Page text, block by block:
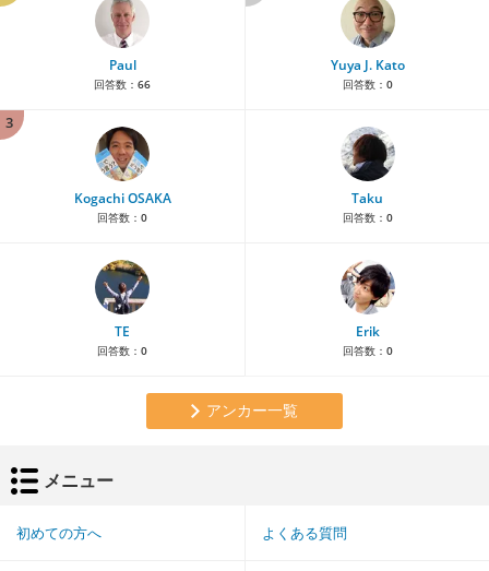
Paul
回答数： 66
Yuya J. Kato
回答数： 0
3
Kogachi OSAKA
回答数： 0
Taku
回答数： 0
TE
回答数： 0
Erik
回答数： 0
アンカー一覧
メニュー
初めての方へ よくある質問